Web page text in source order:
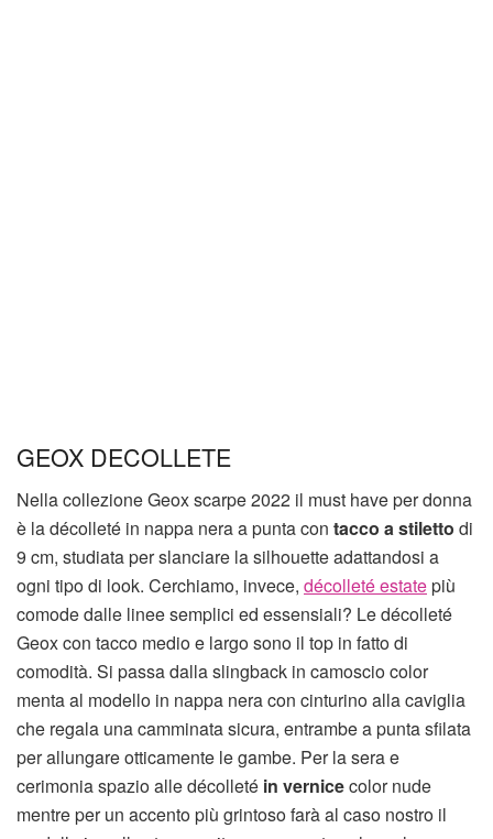
GEOX DECOLLETE
Nella collezione Geox scarpe 2022 il must have per donna
è la décolleté in nappa nera a punta con tacco a stiletto di
9 cm, studiata per slanciare la silhouette adattandosi a
ogni tipo di look. Cerchiamo, invece, décolleté estatepiù
comode dalle linee semplici ed essensiali? Le décolleté
Geox con tacco medio e largo sono il top in fatto di
comodità. Si passa dalla slingback in camoscio color
menta al modello in nappa nera con cinturino alla caviglia
che regala una camminata sicura, entrambe a punta sfilata
per allungare otticamente le gambe. Per la sera e
cerimonia spazio alle décolleté in vernicecolor nude
mentre per un accento più grintoso farà al caso nostro il